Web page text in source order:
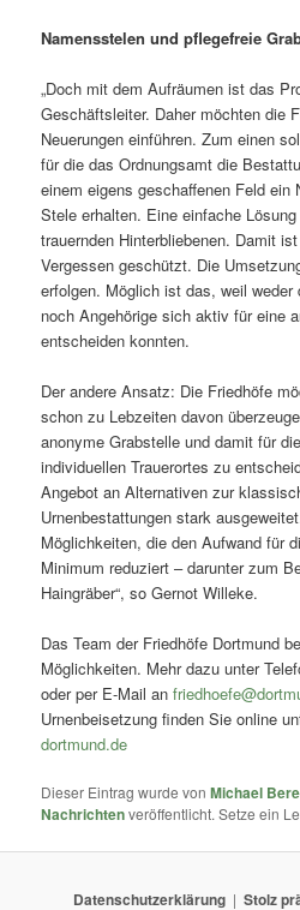
Namensstelen und pflegefreie
„Doch mit dem Aufräumen ist das
Geschäftsleiter. Daher möchten die
Neuerungen einführen. Zum einen
für die das Ordnungsamt die
einem eigens geschaffenen Feld ein
Stele erhalten. Eine einfache
trauernden Hinterbliebenen. Damit
Vergessen geschützt. Die
erfolgen. Möglich ist das, weil weder
noch Angehörige sich aktiv für eine
entscheiden konnten.
Der andere Ansatz: Die Friedhöfe
schon zu Lebzeiten davon
anonyme Grabstelle und damit für
individuellen Trauerortes zu
Angebot an Alternativen zur
Urnenbestattungen stark
Möglichkeiten, die den Aufwand für
Minimum reduziert – darunter zum
Haingräber“, so Gernot Willeke.
Das Team der Friedhöfe Dortmund
Möglichkeiten. Mehr dazu unter
oder per E-Mail an
Urnenbeisetzung finden Sie online
dortmund.de
Dieser Eintrag wurde vonMichael
Nachrichtenveröffentlicht. Setze ein
Datenschutzerklärung Stolz